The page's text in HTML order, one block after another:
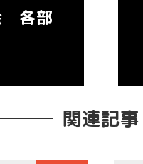
各部
関連記事